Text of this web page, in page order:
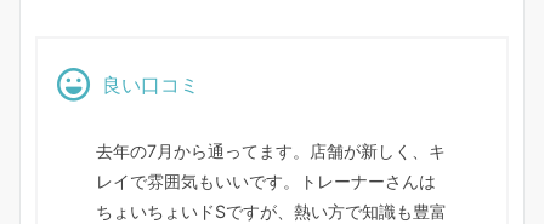
良い口コミ
去年の7月から通ってます。店舗が新しく、キ
レイで雰囲気もいいです。トレーナーさんは
ちょいちょいドSですが、熱い方で知識も豊富